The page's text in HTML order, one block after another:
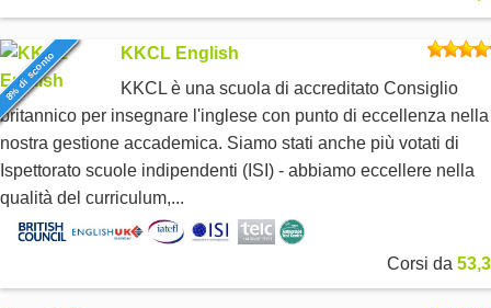
8% di sconto
KKCL English
KKCL è una scuola di accreditato Consiglio
britannico per insegnare l'inglese con punto di eccellenza nella
nostra gestione accademica. Siamo stati anche più votati di
Ispettorato scuole indipendenti (ISI) - abbiamo eccellere nella
qualità del curriculum,...
Corsi da